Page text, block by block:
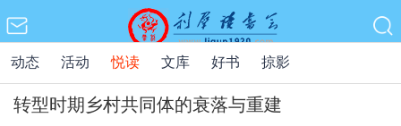
动态 活动 悦读 文库 好书 掠影
转型时期乡村共同体的衰落与重建